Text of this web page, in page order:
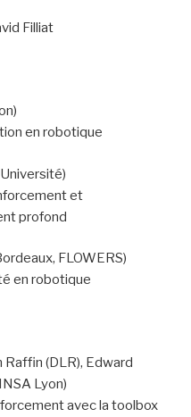
Filliat
en robotique
et
profond
FLOWERS)
en robotique
Raffin (DLR), Edward
Lyon)
avec la toolbox